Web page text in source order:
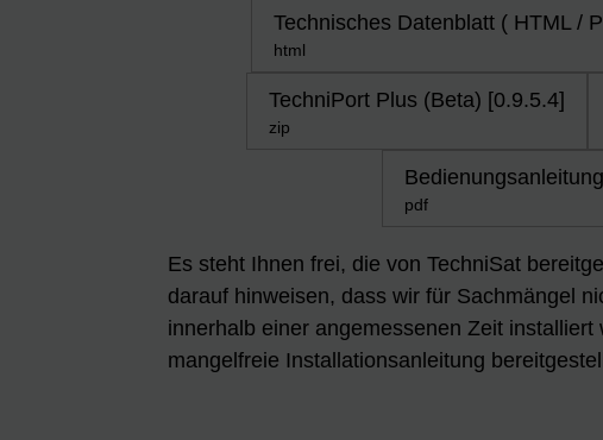
Technisches Datenblatt ( HTML /
html
TechniPort Plus (Beta) [0.9.5.4]
zip
pdf
Es steht Ihnen frei, die von TechniSat
darauf hinweisen, dass wir für Sachmängel
innerhalb einer angemessenen Zeit
mangelfreie Installationsanleitung